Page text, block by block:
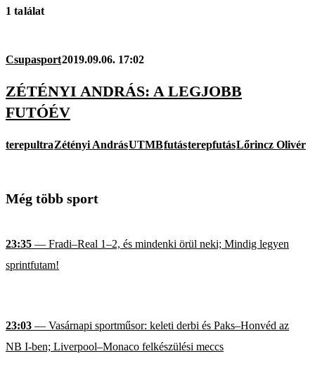
1 találat
Csupasport2019.09.06. 17:02
ZÉTÉNYI ANDRÁS: A LEGJOBB
FUTÓÉV
terepultraZétényi AndrásUTMBfutásterepfutásLőrincz Olivér
Még több sport
23:35 — Fradi–Real 1–2, és mindenki örül neki; Mindig legyen
sprintfutam!
23:03 — Vasárnapi sportműsor: keleti derbi és Paks–Honvéd az
NB I-ben; Liverpool–Monaco felkészülési meccs